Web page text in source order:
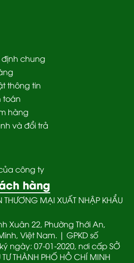
chung
thông tin
toán
hàng
và đổi trả
công ty
hàng
MẠI XUẤT NHẬP KHẨU
Xuân 22, Phường Thới An,
Việt Nam. | GPKD số
ngày: 07-01-2020, nơi cấp SỞ
THÀNH PHỐ HỒ CHÍ MINH